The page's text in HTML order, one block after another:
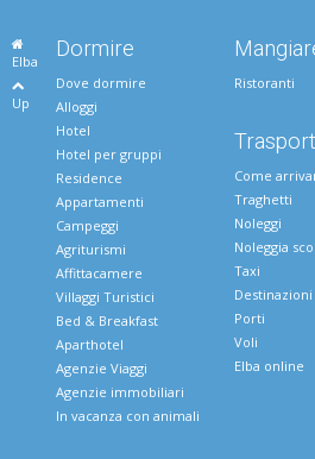
Elba
Up
Dormire
Dove dormire
Alloggi
Hotel
Hotel per gruppi
Residence
Appartamenti
Campeggi
Agriturismi
Affittacamere
Villaggi Turistici
Bed & Breakfast
Aparthotel
Agenzie Viaggi
Agenzie immobiliari
In vacanza con animali
Ristoranti
Come
Traghetti
Noleggi
Noleggia
Taxi
Destinazioni
Porti
Voli
Elba online